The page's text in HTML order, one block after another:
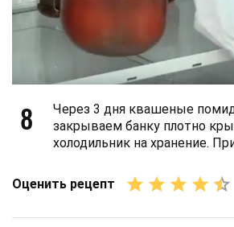
8
Через 3 дня квашеные
закрываем банку плотно
холодильник на хранение.
Оценить рецепт